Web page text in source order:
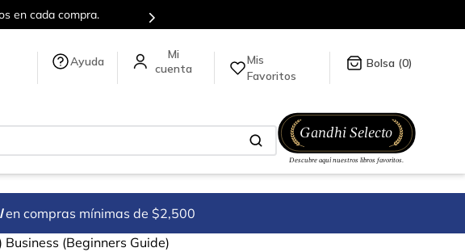
Ayuda
Mis
Favoritos
0
en compras mínimas de $2,500
(Beginners Guide)